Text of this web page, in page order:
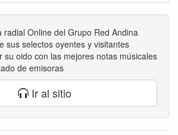
radial Online del Grupo Red Andina
sus selectos oyentes y visitantes
su oido con las mejores notas músicales
de emisoras
Ir al sitio